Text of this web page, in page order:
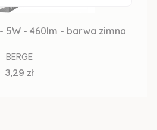
- 5W - 460lm - barwa zimna
BERGE
Cena
3,29 zł